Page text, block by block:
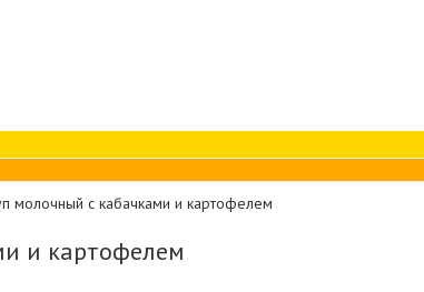
молочный с кабачками и картофелем
и картофелем